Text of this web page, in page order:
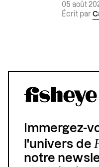
05 août
Écrit par
Immergez-
l'univers de
notre